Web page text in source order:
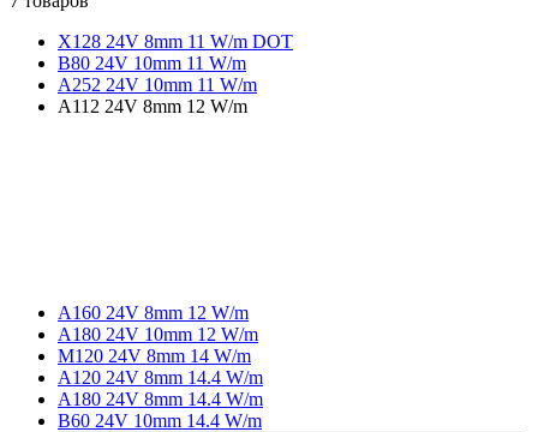
X128 24V 8mm 11 W/m DOT
B80 24V 10mm 11 W/m
A252 24V 10mm 11 W/m
A112 24V 8mm 12 W/m
A160 24V 8mm 12 W/m
A180 24V 10mm 12 W/m
M120 24V 8mm 14 W/m
A120 24V 8mm 14.4 W/m
A180 24V 8mm 14.4 W/m
B60 24V 10mm 14.4 W/m